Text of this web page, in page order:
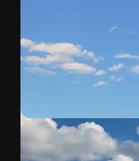
Copyright © 2010-